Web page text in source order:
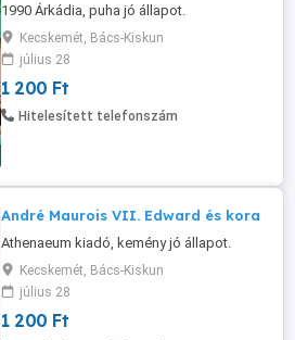
1990 Árkádia, puha jó állapot.
Kecskemét, Bács-Kiskun
július 28
1 200 Ft
Hitelesített telefonszám
André Maurois VII. Edward és kora
Athenaeum kiadó, kemény jó állapot.
Kecskemét, Bács-Kiskun
július 28
1 200 Ft